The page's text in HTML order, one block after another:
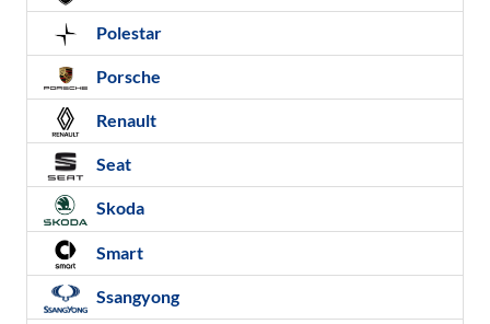
Polestar
Porsche
Renault
Seat
Skoda
Smart
Ssangyong